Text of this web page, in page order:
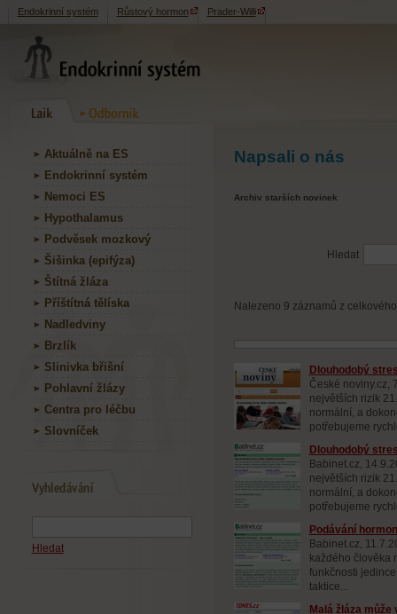
Endokrinní systém Růstový hormon Prader-Willi
Aktuálně na ES
Endokrinní systém
Nemoci ES
Hypothalamus
Podvěsek mozkový
Šišinka (epifýza)
Štítná žláza
Příštítná tělíska
Nadledviny
Brzlík
Slinivka břišní
Pohlavní žlázy
Centra pro léčbu
Slovníček
Hledat
Napsali o nás
Archiv starších novinek
Hledat
Nalezeno 9 záznamů z
Dlouhodobý
České noviny.cz,
největších rizik
normální, a
potřebujeme
Dlouhodobý
Babinet.cz,
největších rizik
normální, a
potřebujeme
Podávání
Babinet.cz,
každého člověka
funkčnosti
taktice...
Malá žláza